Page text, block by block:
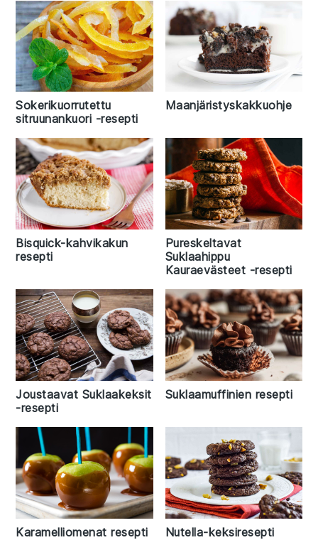
Sokerikuorrutettu
sitruunankuori -resepti
Maanjäristyskakkuohje
Bisquick-kahvikakun
resepti
Pureskeltavat
Suklaahippu
Kauraevästeet -resepti
Joustaavat Suklaakeksit
-resepti
Suklaamuffinien resepti
Karamelliomenat resepti Nutella-keksiresepti